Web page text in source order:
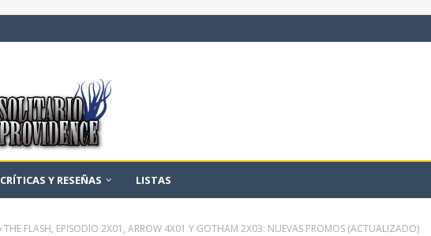
CRÍTICAS Y RESEÑAS LISTAS
THE FLASH, EPISODIO 2X01, ARROW 4X01 Y GOTHAM 2X03: NUEVAS PROMOS (ACTUALIZADO)